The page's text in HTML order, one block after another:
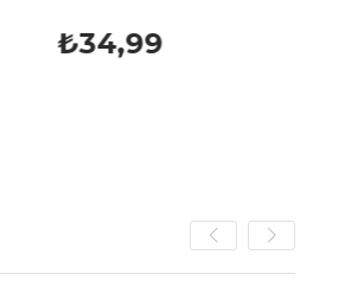
₺64,99